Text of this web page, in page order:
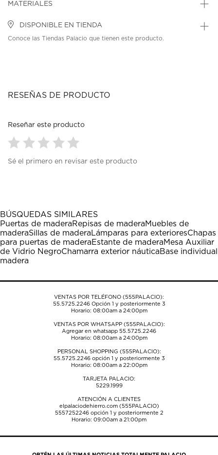
MATERIALES
DISPONIBLE EN TIENDA
Conoce las Tiendas Palacio que tienen este producto.
RESEÑAS DE PRODUCTO
Reseñar este producto
para
1
estrella
Esta
acción
abrirá
el
formulario
envío.
para
estrellas.
Esta
acción
abrirá
el
formulario
envío.
para
estrellas.
Esta
acción
abrirá
el
envío.
para
estrellas.
Esta
acción
abrirá
el
envío.
para
estrellas.
Esta
acción
abrirá
el
envío.
Sé el primero en revisar este producto
BÚSQUEDAS SIMILARES
Puertas de maderaRepisas de maderaMuebles de
maderaSillas de madera Lámparas para exterioresChapas
para puertas de maderaEstante de maderaMesa Auxiliar
de Vidrio NegroChamarra exterior náuticaBase individual
madera
VENTAS POR TELÉFONO (555PALACIO):
55.5725.2246Opción 1 y posteriormente 3
Horario: 08:00am a 24:00pm
VENTAS POR WHATSAPP (555PALACIO):
Agregar en whatsapp 55.5725.2246
Horario: 08:00am a 24:00pm
PERSONAL SHOPPING (555PALACIO):
55.5725.2246opción 1 y posteriormente 3
Horario: 08:00am a 22:00pm
TARJETA PALACIO:
5229.1999
ATENCIÓN A CLIENTES
elpalaciodehierro.com (555PALACIO)
5557252246opción 1 y posteriormente 2
Horario: 09:00am a 21:00pm